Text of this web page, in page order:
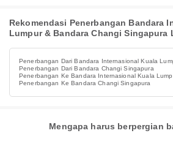
Rekomendasi Penerbangan Bandara
Lumpur & Bandara Changi Singapura
Penerbangan Dari Bandara Internasional Kuala
Penerbangan Dari Bandara Changi Singapura
Penerbangan Ke Bandara Internasional Kuala
Penerbangan Ke Bandara Changi Singapura
Mengapa harus berpergian